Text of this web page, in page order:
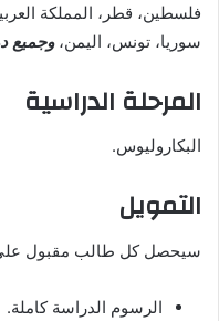
فلسطين، قطر، المملكة
سوريا، تونس، اليمن،وجميع
المرحلة الدراسية
البكاروليوس.
التمويل
سيحصل كل طالب مقبول على
الرسوم الدراسة كاملة.